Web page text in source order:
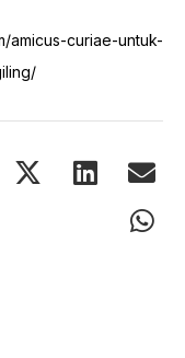
curiae-untuk-